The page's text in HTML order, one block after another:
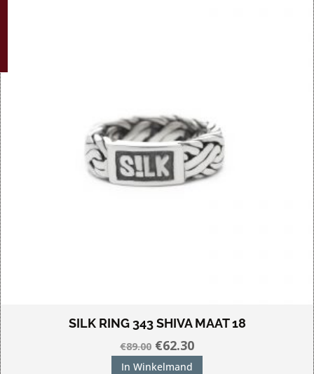
SILK RING 343 SHIVA MAAT 18
€89.00 Oorspronkelijke
prijs
€62.30Huidige
In Winkelmand